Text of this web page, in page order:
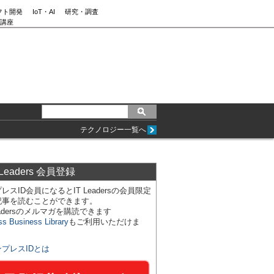
ト開発 IoT・AI
研究・調査
座
テクノロジー一覧へ
会員登録
スID会員になるとIT Leadersの会員限定
を読むことができます。
のメルマガを購読できます
Business Libraryもご利用いただけま
プレスIDとは